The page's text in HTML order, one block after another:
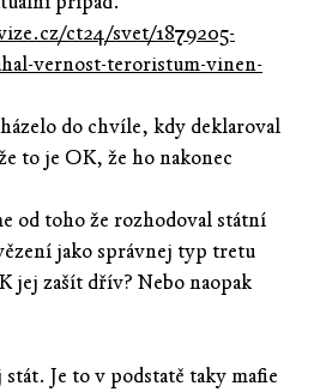
ct24/svet/1879205-
vernost-teroristum-vinen-
do chvíle, kdy deklaroval
to je OK, že ho nakonec
od toho že rozhodoval státní
jako správnej typ tretu
jej zašít dřív? Nebo naopak
Je to v podstatě taky mafie